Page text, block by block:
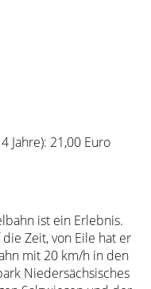
Jahre): 21,00 Euro
ist ein Erlebnis.
Zeit, von Eile hat er
mit 20 km/h in den
Niedersächsisches